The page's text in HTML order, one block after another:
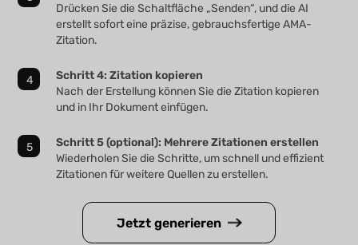
Drücken Sie die Schaltfläche „Senden“, und die AI
erstellt sofort eine präzise, gebrauchsfertige AMA-
Zitation.
Schritt 4: Zitation kopieren
Nach der Erstellung können Sie die Zitation kopieren
und in Ihr Dokument einfügen.
Schritt 5 (optional): Mehrere Zitationen erstellen
Wiederholen Sie die Schritte, um schnell und effizient
Zitationen für weitere Quellen zu erstellen.
Jetzt generieren